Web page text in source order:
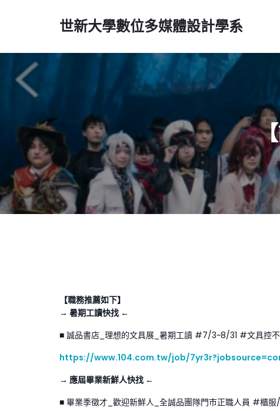
世新大學數位多媒體設計學系
【職務推薦如下】
→ 暑期工讀快找 ←
■ 誠品書店_理想的文具展_暑期工讀 #7/3~8/31 #文具控
https://www.104.com.tw/job/
→ 應屆畢業新鮮人快找 ←
■ 畢業季徵才_歡迎新鮮人_全誠品團隊門市正職人員 #櫃